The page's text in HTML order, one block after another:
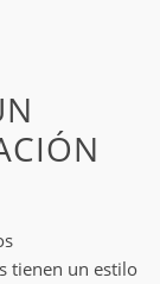
tienen un estilo